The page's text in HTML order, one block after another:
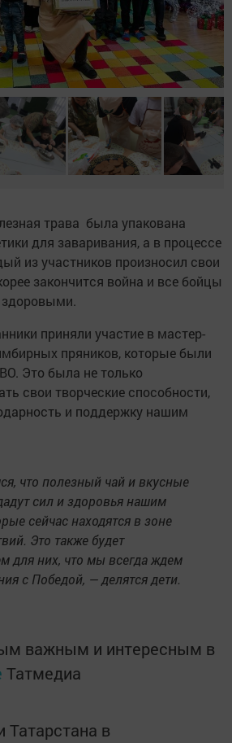
трава была упакована
для заваривания, а в процессе
из участников произносил свои
закончится война и все бойцы
приняли участие в мастер-
пряников, которые были
Это была не только
свои творческие способности,
и поддержку нашим
что полезный чай и вкусные
сил и здоровья нашим
сейчас находятся в зоне
Это также будет
для них, что мы всегда ждем
с Победой, — делятся дети.
важным и интересным в
Татмедиа
Татарстана в